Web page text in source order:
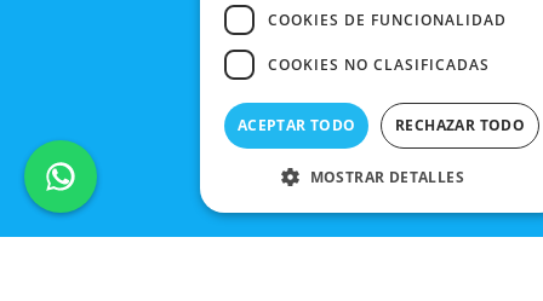
COOKIES DE FUNCIONALIDAD
COOKIES NO CLASIFICADAS
ACEPTAR TODO RECHAZAR TODO
MOSTRAR DETALLES